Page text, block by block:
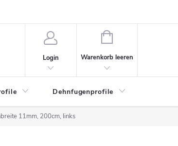
Login
WARENKORB
Warenkorb leeren
Dehnfugenprofile
11mm, 200cm, links